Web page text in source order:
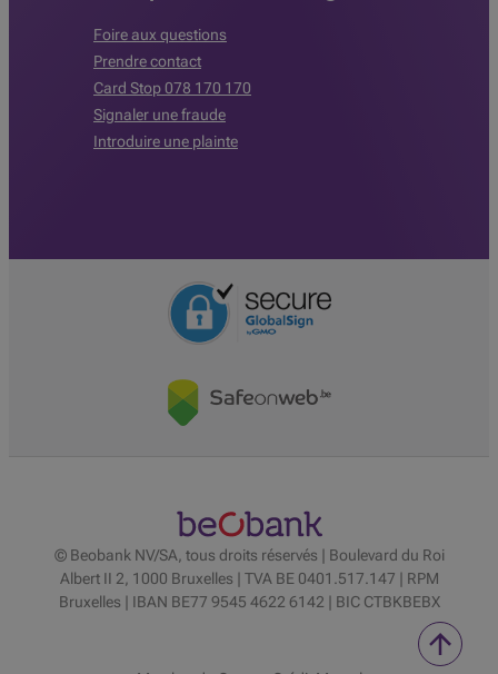
Foire aux questions
Prendre contact
Card Stop 078 170 170
Signaler une fraude
Introduire une plainte
© Beobank NV/SA, tous droits réservés | Boulevard du Roi
Albert II 2, 1000 Bruxelles | TVA BE 0401.517.147 | RPM
Bruxelles | IBAN BE77 9545 4622 6142 | BIC CTBKBEBX